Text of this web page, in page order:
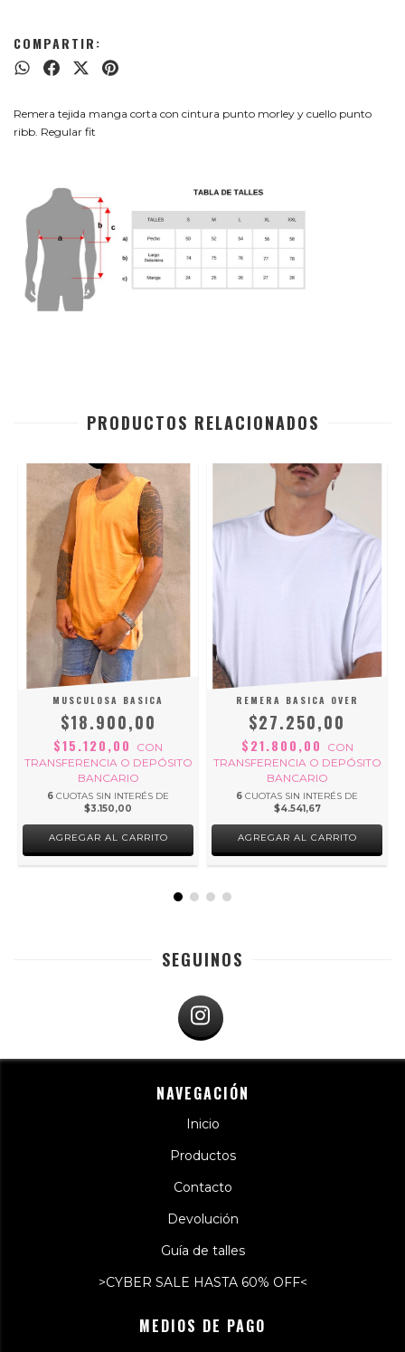
COMPARTIR:
Remera tejida manga corta con cintura punto morley y cuello punto
ribb. Regular fit
PRODUCTOS RELACIONADOS
MUSCULOSA BASICA
$18.900,00
$15.120,00
CON
TRANSFERENCIA O DEPÓSITO
BANCARIO
6 CUOTAS SIN INTERÉS DE
$3.150,00
AGREGAR AL CARRITO
REMERA BASICA OVER
$27.250,00
$21.800,00
CON
TRANSFERENCIA O DEPÓSITO
BANCARIO
6 CUOTAS SIN INTERÉS DE
$4.541,67
AGREGAR AL CARRITO
SEGUINOS
NAVEGACIÓN
Inicio
Productos
Contacto
Devolución
Guía de talles
>CYBER SALE HASTA 60% OFF<
MEDIOS DE PAGO